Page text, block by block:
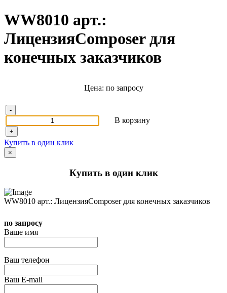
WW8010 арт.:
ЛицензияComposer для
конечных заказчиков
Цена: по запросу
-
+
В корзину
Купить в один клик
×
Купить в один клик
WW8010 арт.: ЛицензияComposer для конечных заказчиков
по запросу
Ваше имя
Ваш телефон
Ваш E-mail